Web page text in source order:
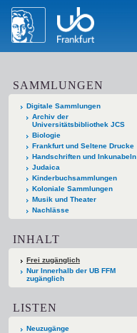
SAMMLUNGEN
Digitale Sammlungen
Archiv der
Universitätsbibliothek JCS
Biologie
Frankfurt und Seltene Drucke
Handschriften und Inkunabeln
Judaica
Kinderbuchsammlungen
Koloniale Sammlungen
Musik und Theater
Nachlässe
INHALT
Frei zugänglich
Nur Innerhalb der UB FFM
zugänglich
LISTEN
Neuzugänge